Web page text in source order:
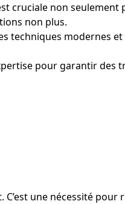
cruciale non
non plus.
techniques modernes
pour garantir des
une nécessité